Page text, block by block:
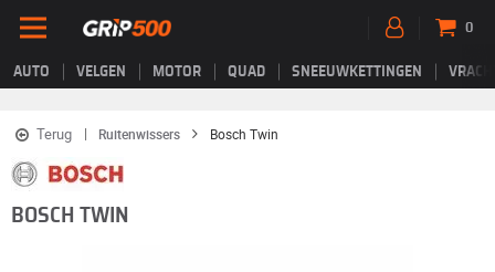
AUTO VELGEN MOTOR QUAD SNEEUWKETTINGEN
0
Terug Ruitenwissers Bosch Twin
BOSCH TWIN